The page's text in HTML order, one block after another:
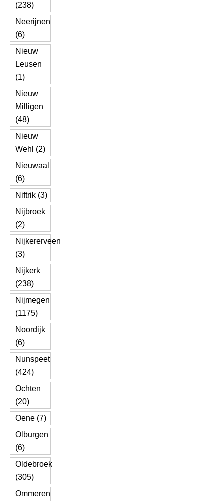
(238)
Neerijnen
(6)
Nieuw
Leusen
(1)
Nieuw
Milligen
(48)
Nieuw
Wehl (2)
Nieuwaal
(6)
Niftrik (3)
Nijbroek
(2)
Nijkererveen
(3)
Nijkerk
(238)
Nijmegen
(1175)
Noordijk
(6)
Nunspeet
(424)
Ochten
(20)
Oene (7)
Olburgen
(6)
Oldebroek
(305)
Ommeren